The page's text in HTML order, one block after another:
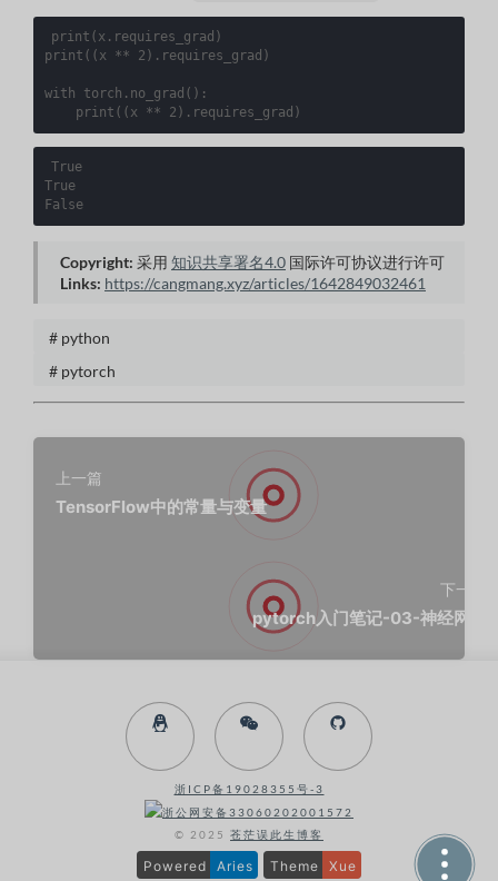
print ( x. requires_grad )
print (( x ** 2 ) . requires_grad )
with torch . no_grad ():
print (( x ** 2 ) . requires_grad )
True
True
Copyright: 采用 知识共享署名4.0 国际许可协议进行许可
Links: https://cangmang.xyz/articles/1642849032461
# python
# pytorch
上一篇
TensorFlow中的常量与变量
下一篇
pytorch入门笔记-03-神经网络
浙ICP备19028355号-3
浙公网安备33060202001572
© 2025 苍茫误此生博客
Powered Aries Theme Xue